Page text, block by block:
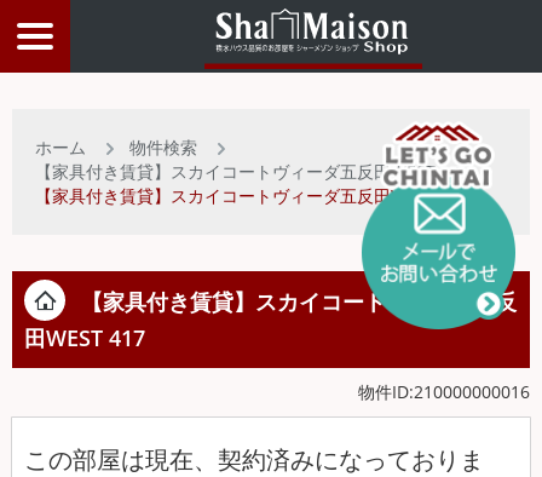
店舗情報
お客様サービス
入居者サポート
ホーム
物件検索
【家具付き賃貸】スカイコートヴィーダ五反田WEST
【家具付き賃貸】スカイコートヴィーダ五反田WEST 417
【家具付き賃貸】スカイコートヴィーダ五反
田WEST 417
物件ID:210000000016
この部屋は現在、契約済みになっておりま